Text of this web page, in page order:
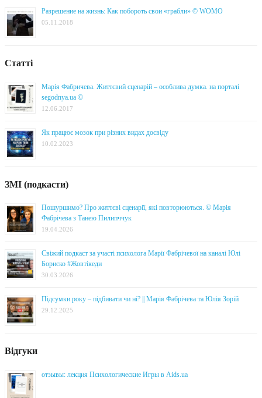
Разрешение на жизнь: Как побороть свои «грабли» © WOMO
05.11.2018
Статті
Марія Фабричева. Життєвий сценарій – особлива думка. на порталі
segodnya.ua ©
12.06.2017
Як працює мозок при різних видах досвіду
10.02.2023
ЗМІ (подкасти)
Пошуршимо? Про життєві сценарії, які повторюються. © Марія
Фабрічева з Танею Пилипччук
19.04.2026
Свіжий подкаст за участі психолога Марії Фабрічевої на каналі Юлі
Бориско #Жовтікеди
30.03.2026
Підсумки року – підбивати чи ні? || Марія Фабрічева та Юлія Зорій
29.12.2025
Відгуки
отзывы: лекция Психологические Игры в Aids.ua